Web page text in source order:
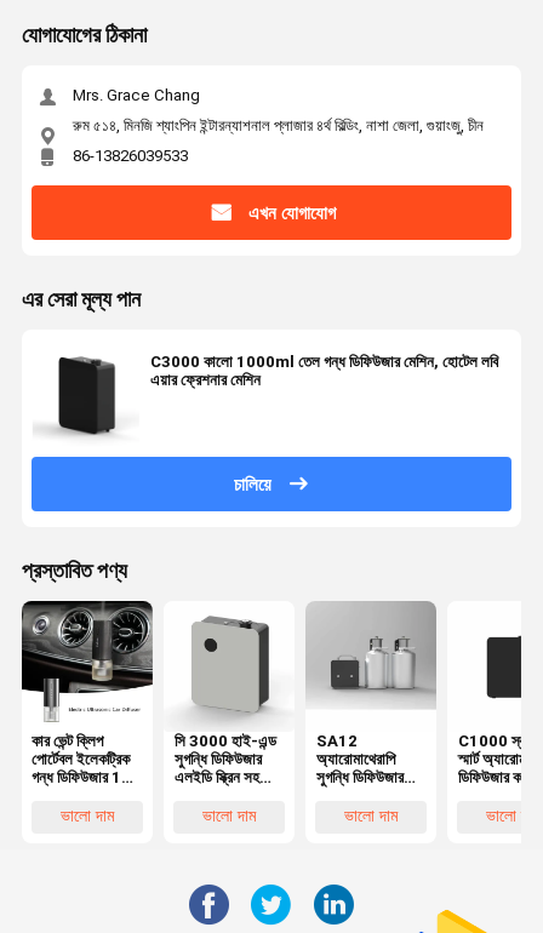
যোগাযোগের ঠিকানা
Mrs. Grace Chang
রুম ৫১৪, মিনজি শ্যাংপিন ইন্টারন্যাশনাল প্লাজার ৪র্থ বিল্ডিং, নাশা জেলা, গুয়াংজু, চীন
86-13826039533
এখন যোগাযোগ
এর সেরা মূল্য পান
C3000 কালো 1000ml তেল গন্ধ ডিফিউজার মেশিন, হোটেল লবি
এয়ার ফ্রেশনার মেশিন
চালিয়ে
প্রস্তাবিত পণ্য
কার ভেন্ট ক্লিপ
পোর্টেবল ইলেকট্রিক
গন্ধ ডিফিউজার 12
FCC সার্টিফাইড
ভালো দাম
সি 3000 হাই-এন্ড
সুগন্ধি ডিফিউজার
এলইডি স্ক্রিন সহ
এয়ার ডিফিউজার
ভালো দাম
SA12
অ্যারোমাথেরাপি
সুগন্ধি ডিফিউজার
প্রয়োজনীয় তেল
ভালো দাম
C1000 স্কয়ার
স্মার্ট অ্যারোমা
ডিফিউজার কম
এলাকা এয়ার
ভালো দাম